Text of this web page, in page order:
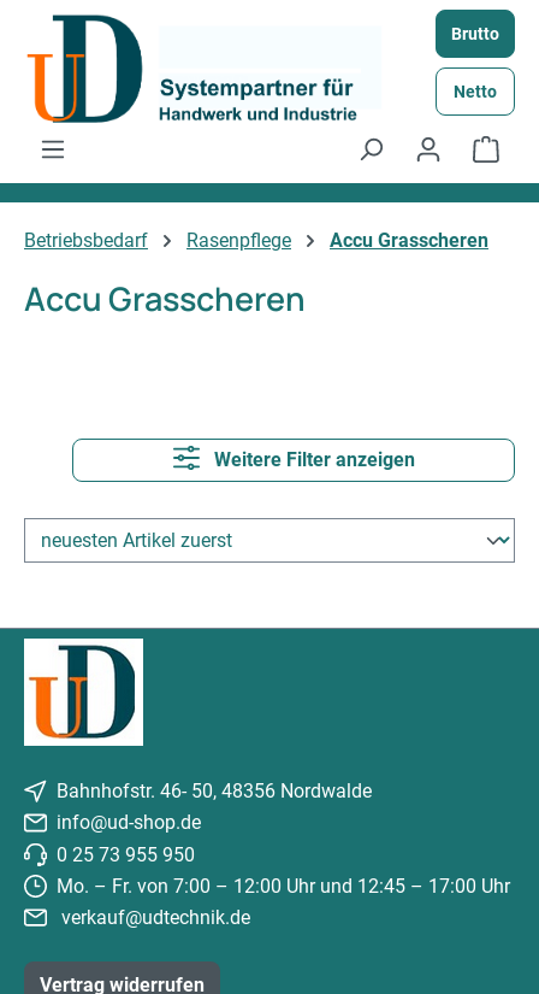
Zum Hauptinhalt springen Brutto
Netto
Betriebsbedarf Rasenpflege Accu Grasscheren
Accu Grasscheren
Weitere Filter anzeigen
Bahnhofstr. 46- 50, 48356 Nordwalde
info@ud-shop.de
0 25 73 955 950
Mo. – Fr. von 7:00 – 12:00 Uhr und 12:45 – 17:00 Uhr
verkauf@udtechnik.de
Vertrag widerrufen